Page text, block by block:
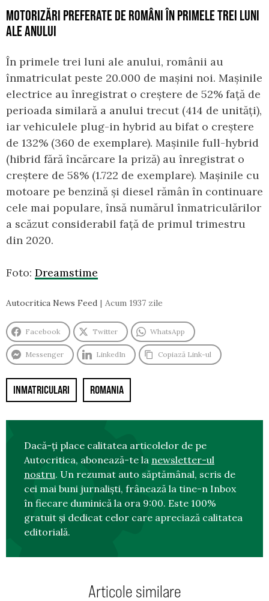
MOTORIZĂRI PREFERATE DE ROMÂNI ÎN PRIMELE TREI LUNI
ALE ANULUI
În primele trei luni ale anului, românii au
înmatriculat peste 20.000 de mașini noi. Mașinile
electrice au înregistrat o creștere de 52% față de
perioada similară a anului trecut (414 de unități),
iar vehiculele plug-in hybrid au bifat o creștere
de 132% (360 de exemplare). Mașinile full-hybrid
(hibrid fără încărcare la priză) au înregistrat o
creștere de 58% (1.722 de exemplare). Mașinile cu
motoare pe benzină și diesel rămân în continuare
cele mai populare, însă numărul înmatriculărilor
a scăzut considerabil față de primul trimestru
din 2020.
Foto: Dreamstime
Autocritica News Feed Acum 1937 zile
Facebook Twitter WhatsApp
Messenger LinkedIn Copiază Link-ul
INMATRICULARI ROMANIA
Dacă-ți place calitatea articolelor de pe
Autocritica, abonează-te la newsletter-ul
nostru. Un rezumat auto săptămânal, scris de
cei mai buni jurnaliști, frânează la tine-n Inbox
în fiecare duminică la ora 9:00. Este 100%
gratuit și dedicat celor care apreciază calitatea
editorială.
Articole similare